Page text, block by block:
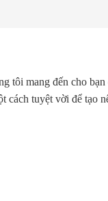
tôi mang đến cho
tuyệt vời để tạo